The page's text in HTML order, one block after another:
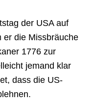
der USA auf
er die Missbräuche
1776 zur
jemand klar
dass die US-